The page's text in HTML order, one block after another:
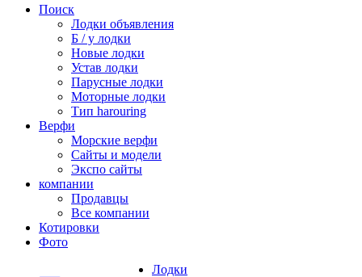
Поиск
Лодки объявления
Б / у лодки
Новые лодки
Устав лодки
Парусные лодки
Моторные лодки
Тип harouring
Верфи
Морские верфи
Сайты и модели
Экспо сайты
компании
Продавцы
Все компании
Котировки
Фото
Лодки